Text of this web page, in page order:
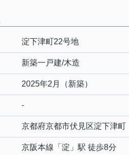
淀下津町22号地
新築一戸建/木造
2025年2月（新築）
-
京都府京都市伏見区淀下津町
京阪本線 「 淀 」駅 徒歩8分